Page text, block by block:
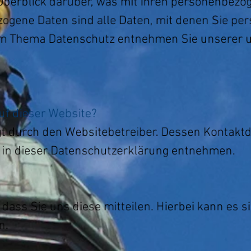
Daten sind alle Daten, mit denen Sie
Datenschutz entnehmen Sie unserer
dieser Website?
den Websitebetreiber. Dessen
dieser Datenschutzerklärung entnehmen.
Sie uns diese mitteilen. Hierbei kann es